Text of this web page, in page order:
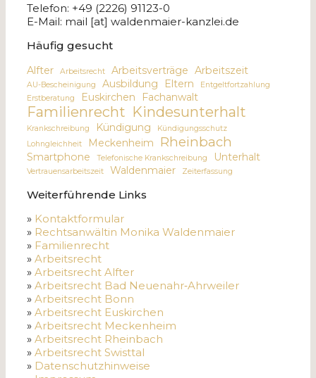
Telefon: +49 (2226) 91123-0
E-Mail: mail [at] waldenmaier-kanzlei.de
Häufig gesucht
Alfter Arbeitsrecht Arbeitsverträge Arbeitszeit
AU-Bescheinigung Ausbildung Eltern
Entgeltfortzahlung
Erstberatung
Euskirchen Fachanwalt
Familienrecht Kindesunterhalt
Krankschreibung Kündigung
Kündigungsschutz
Lohngleichheit
Meckenheim Rheinbach
Smartphone Telefonische Krankschreibung Unterhalt
Vertrauensarbeitszeit Waldenmaier Zeiterfassung
Weiterführende Links
» Kontaktformular
» Rechtsanwältin Monika Waldenmaier
» Familienrecht
» Arbeitsrecht
» Arbeitsrecht Alfter
» Arbeitsrecht Bad Neuenahr‑Ahrweiler
» Arbeitsrecht Bonn
» Arbeitsrecht Euskirchen
» Arbeitsrecht Meckenheim
» Arbeitsrecht Rheinbach
» Arbeitsrecht Swisttal
» Datenschutzhinweise